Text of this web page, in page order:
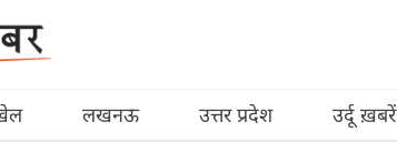
लखनऊ उत्तर प्रदेश उर्दू ख़बरें